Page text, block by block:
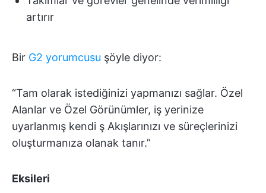
artırır
Bir G2 yorumcusu şöyle diyor:
“Tam olarak istediğinizi yapmanızı sağlar. Özel
Alanlar ve Özel Görünümler, iş yerinize
uyarlanmış kendi ş Akışlarınızı ve süreçlerinizi
oluşturmanıza olanak tanır.”
Eksileri